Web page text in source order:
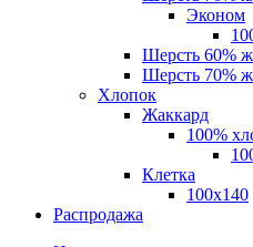
Эконом
Шерсть 60%
Шерсть 70%
Хлопок
Жаккард
100%
Клетка
100х140
Распродажа